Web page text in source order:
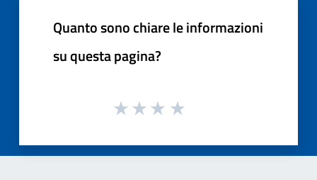
Quanto sono chiare le informazioni
su questa pagina?